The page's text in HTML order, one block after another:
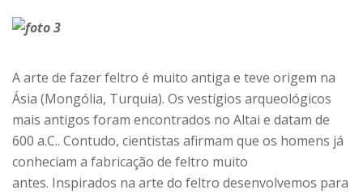
A arte de fazer feltro é muito antiga e teve origem na
Ásia (Mongólia, Turquia). Os vestígios arqueológicos
mais antigos foram encontrados no Altai e datam de
600 a.C.. Contudo, cientistas afirmam que os homens já
conheciam a fabricação de feltro muito
antes. Inspirados na arte do feltro desenvolvemos para